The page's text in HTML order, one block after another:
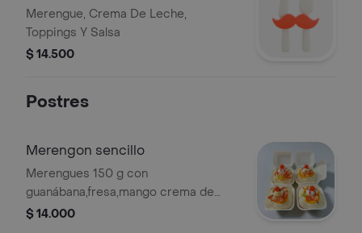
Merengue, Crema De Leche,
Toppings Y Salsa
$ 14.500
Postres
Merengon sencillo
Merengues 150 g con
guanábana,fresa,mango crema de
lacasa y salsas
$ 14.000